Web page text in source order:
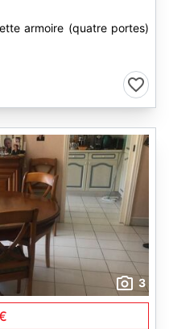
armoire (quatre portes)
3